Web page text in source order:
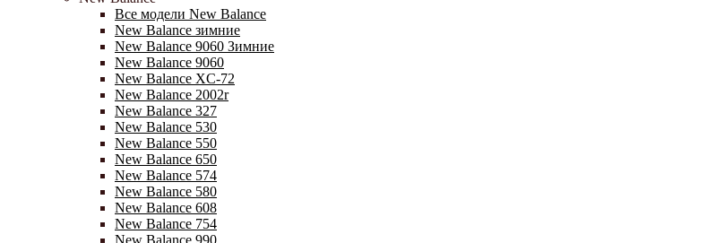
Все модели New Balance
New Balance зимние
New Balance 9060 Зимние
New Balance 9060
New Balance XC-72
New Balance 2002r
New Balance 327
New Balance 530
New Balance 550
New Balance 650
New Balance 574
New Balance 580
New Balance 608
New Balance 754
New Balance 990